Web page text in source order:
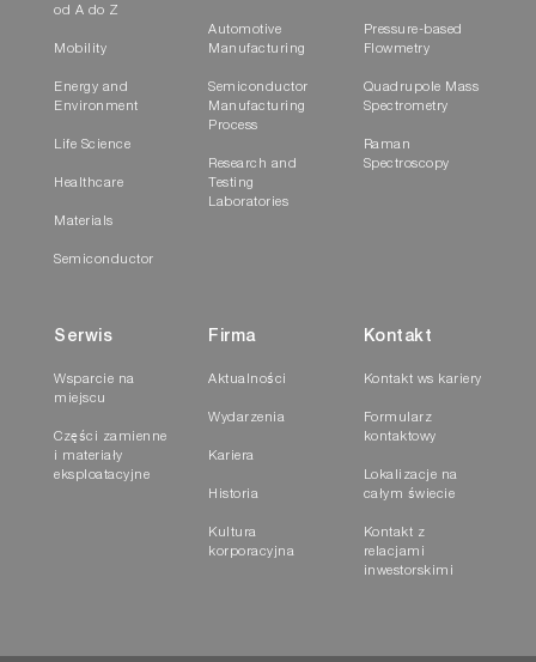
od A do Z
Mobility
Energy and
Environment
Life Science
Healthcare
Materials
Semiconductor
Automotive
Manufacturing
Semiconductor
Manufacturing
Process
Research and
Testing
Laboratories
Pressure-based
Flowmetry
Quadrupole Mass
Spectrometry
Raman
Spectroscopy
Serwis
Wsparcie na
miejscu
Części zamienne
i materiały
eksploatacyjne
Firma
Aktualności
Wydarzenia
Kariera
Historia
Kultura
korporacyjna
Kontakt
Kontakt ws kariery
Formularz
kontaktowy
Lokalizacje na
całym świecie
Kontakt z
relacjami
inwestorskimi